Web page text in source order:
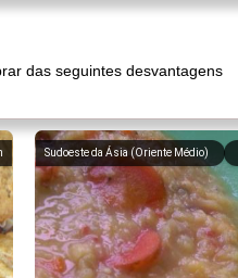
das seguintes desvantagens
Sudoeste da Ásia (Oriente Médio)